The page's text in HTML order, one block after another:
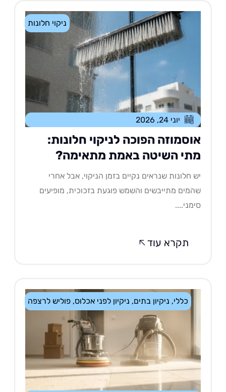
ניקוי חלונות
יוני 24, 2026
הפוכה לניקוי חלונות:
השיטה באמת מתאימה?
חלונות שנראים נקיים בזמן הניקוי, אבל אחרי
מתייבשים והשמש פוגעת בזכוכית, מופיעים
תקרא עוד
ניקיון בתים,ניקיון לפני אכלוס,פוליש לרצפה